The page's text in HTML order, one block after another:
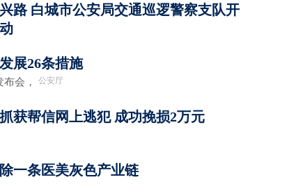
路 白城市公安局交通巡逻警察支队开
展26条措施
会， 公安厅
获帮信网上逃犯 成功挽损2万元
一条医美灰色产业链